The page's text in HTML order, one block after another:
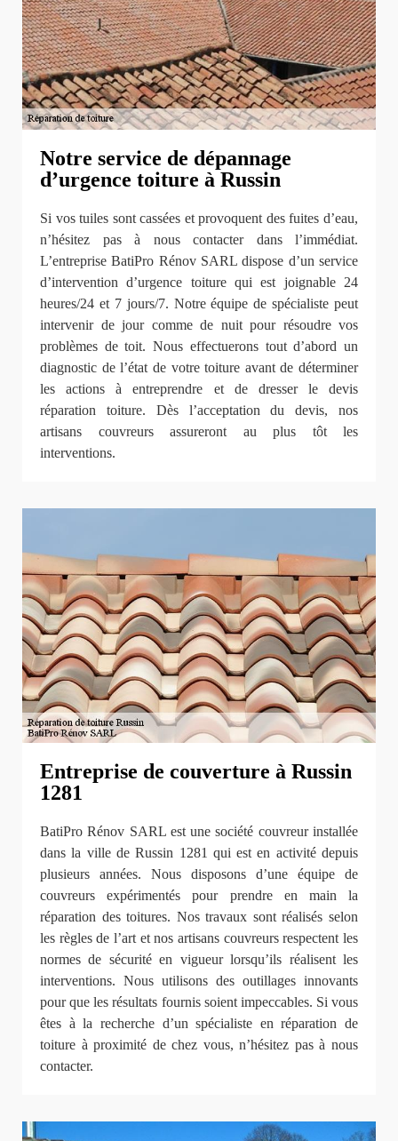
Notre service de dépannage
d’urgence toiture à Russin
Si vos tuiles sont cassées et provoquent des fuites d’eau,
n’hésitez pas à nous contacter dans l’immédiat.
L’entreprise BatiPro Rénov SARL dispose d’un service
d’intervention d’urgence toiture qui est joignable 24
heures/24 et 7 jours/7. Notre équipe de spécialiste peut
intervenir de jour comme de nuit pour résoudre vos
problèmes de toit. Nous effectuerons tout d’abord un
diagnostic de l’état de votre toiture avant de déterminer
les actions à entreprendre et de dresser le devis
réparation toiture. Dès l’acceptation du devis, nos
artisans couvreurs assureront au plus tôt les
interventions.
Entreprise de couverture à Russin
1281
BatiPro Rénov SARL est une société couvreur installée
dans la ville de Russin 1281 qui est en activité depuis
plusieurs années. Nous disposons d’une équipe de
couvreurs expérimentés pour prendre en main la
réparation des toitures. Nos travaux sont réalisés selon
les règles de l’art et nos artisans couvreurs respectent les
normes de sécurité en vigueur lorsqu’ils réalisent les
interventions. Nous utilisons des outillages innovants
pour que les résultats fournis soient impeccables. Si vous
êtes à la recherche d’un spécialiste en réparation de
toiture à proximité de chez vous, n’hésitez pas à nous
contacter.